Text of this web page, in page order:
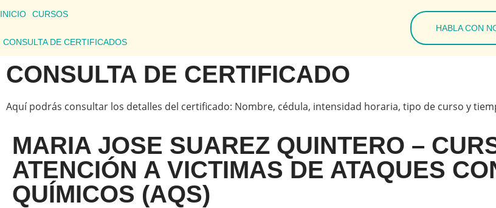
INICIO CURSOS
CONSULTA DE CERTIFICADOS
HABLA CON
CONSULTA DE CERTIFICADO
Aquí podrás consultar los detalles del certificado: Nombre, cédula, intensidad horaria, tipo de curso y
MARIA JOSE SUAREZ QUINTERO –
ATENCIÓN A VICTIMAS DE ATAQUES
QUÍMICOS (AQS)